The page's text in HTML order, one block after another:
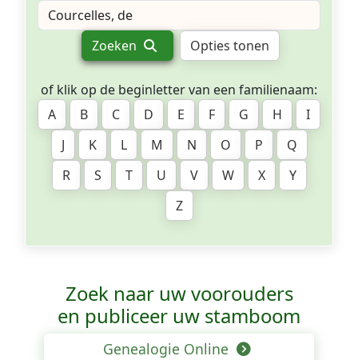
Zoeken Opties tonen
of klik op de beginletter van een familienaam:
A
B C D E F G H
I
J
K L M N O P
Q
R
S T U V W X
Y
Z
Zoek naar uw voorouders
en publiceer uw stamboom
Genealogie Online